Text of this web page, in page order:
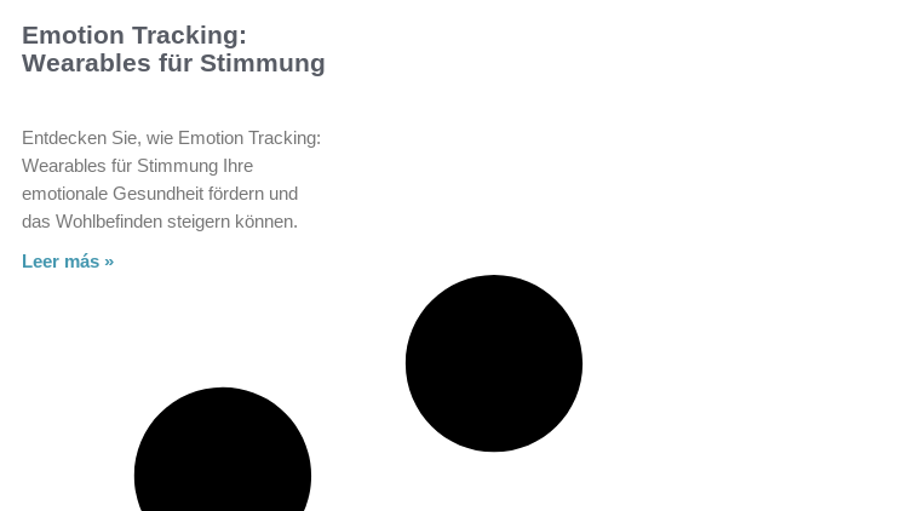
Emotion Tracking:
Wearables für Stimmung
Entdecken Sie, wie Emotion Tracking:
Wearables für Stimmung Ihre
emotionale Gesundheit fördern und
das Wohlbefinden steigern können.
Leer más »